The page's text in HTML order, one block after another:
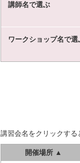
講師名で選ぶ
ワークショップ名で選
講習会名をクリックする
開催場所 ▲